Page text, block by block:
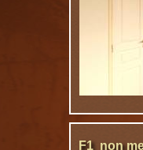
F1 non